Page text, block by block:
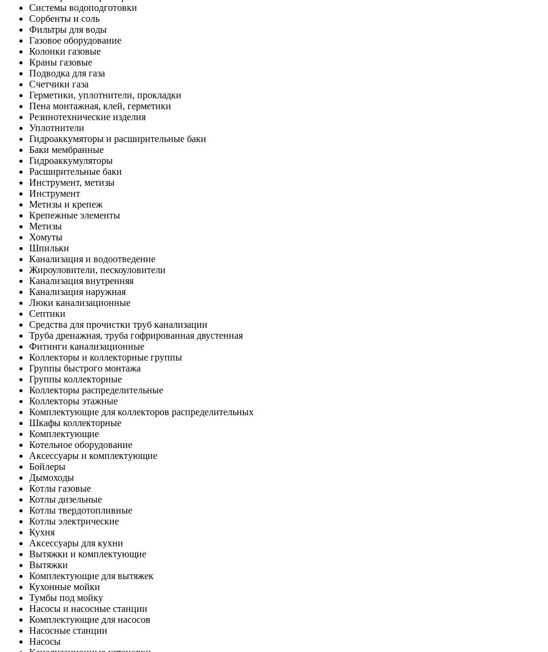
Системы водоподготовки
Сорбенты и соль
Фильтры для воды
Газовое оборудование
Колонки газовые
Краны газовые
Подводка для газа
Счетчики газа
Герметики, уплотнители, прокладки
Пена монтажная, клей, герметики
Резинотехнические изделия
Уплотнители
Гидроаккумяторы и расширительные баки
Баки мембранные
Гидроаккумуляторы
Расширительные баки
Инструмент, метизы
Инструмент
Метизы и крепеж
Крепежные элементы
Метизы
Хомуты
Шпильки
Канализация и водоотведение
Жироуловители, пескоуловители
Канализация внутренняя
Канализация наружная
Люки канализационные
Септики
Средства для прочистки труб канализации
Труба дренажная, труба гофрированная двустенная
Фитинги канализационные
Коллекторы и коллекторные группы
Группы быстрого монтажа
Группы коллекторные
Коллекторы распределительные
Коллекторы этажные
Комплектующие для коллекторов распределительных
Шкафы коллекторные
Комплектующие
Котельное оборудование
Аксессуары и комплектующие
Бойлеры
Дымоходы
Котлы газовые
Котлы дизельные
Котлы твердотопливные
Котлы электрические
Кухня
Аксессуары для кухни
Вытяжки и комплектующие
Вытяжки
Комплектующие для вытяжек
Кухонные мойки
Тумбы под мойку
Насосы и насосные станции
Комплектующие для насосов
Насосные станции
Насосы